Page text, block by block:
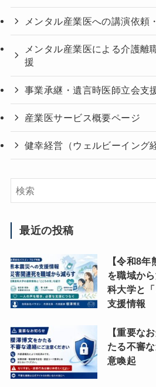
メンタル産業医への講演依頼
メンタル産業医による介護離
援
事業承継・遺言時医師立会支
産業医サービス概要ページ
健幸経営（ウェルビーイング
最近の投稿
【令和8
を職域か
科大学と
支援情報
【重要な
たる不審
意喚起